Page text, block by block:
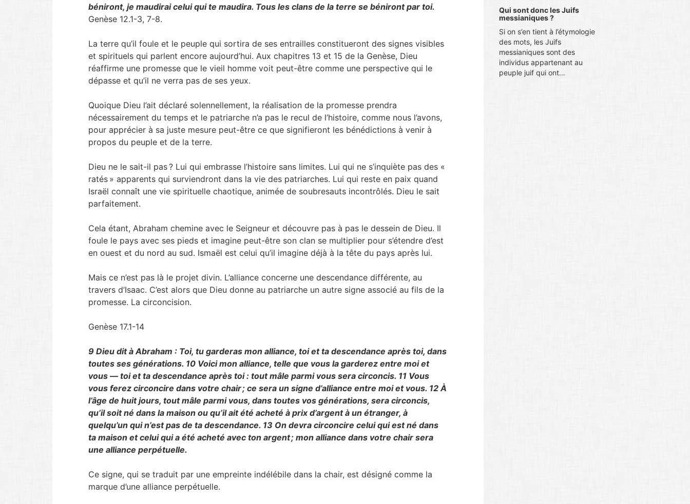
béniront, je maudirai celui qui te maudira. Tous les clans de la terre se béniront par toi.
Genèse 12.1-3, 7-8.
La terre qu’il foule et le peuple qui sortira de ses entrailles constitueront des signes visibles
et spirituels qui parlent encore aujourd’hui. Aux chapitres 13 et 15 de la Genèse, Dieu
réaffirme une promesse que le vieil homme voit peut-être comme une perspective qui le
dépasse et qu’il ne verra pas de ses yeux.
Quoique Dieu l’ait déclaré solennellement, la réalisation de la promesse prendra
nécessairement du temps et le patriarche n’a pas le recul de l’histoire, comme nous l’avons,
pour apprécier à sa juste mesure peut-être ce que signifieront les bénédictions à venir à
propos du peuple et de la terre.
Dieu ne le sait-il pas ? Lui qui embrasse l’histoire sans limites. Lui qui ne s’inquiète pas des «
ratés » apparents qui surviendront dans la vie des patriarches. Lui qui reste en paix quand
Israël connaît une vie spirituelle chaotique, animée de soubresauts incontrôlés. Dieu le sait
parfaitement.
Cela étant, Abraham chemine avec le Seigneur et découvre pas à pas le dessein de Dieu. Il
foule le pays avec ses pieds et imagine peut-être son clan se multiplier pour s’étendre d’est
en ouest et du nord au sud. Ismaël est celui qu’il imagine déjà à la tête du pays après lui.
Mais ce n’est pas là le projet divin. L’alliance concerne une descendance différente, au
travers d’Isaac. C’est alors que Dieu donne au patriarche un autre signe associé au fils de la
promesse. La circoncision.
Genèse 17.1-14
9 Dieu dit à Abraham : Toi, tu garderas mon alliance, toi et ta descendance après toi, dans
toutes ses générations. 10 Voici mon alliance, telle que vous la garderez entre moi et
vous — toi et ta descendance après toi : tout mâle parmi vous sera circoncis. 11 Vous
vous ferez circoncire dans votre chair ; ce sera un signe d’alliance entre moi et vous. 12À
l’âge de huit jours, tout mâle parmi vous, dans toutes vos générations, sera circoncis,
qu’il soit né dans la maison ou qu’il ait été acheté à prix d’argent à un étranger, à
quelqu’un qui n’est pas de ta descendance. 13 On devra circoncire celui qui est né dans
ta maison et celui qui a été acheté avec ton argent ; mon alliance dans votre chair sera
une alliance perpétuelle.
Ce signe, qui se traduit par une empreinte indélébile dans la chair, est désigné comme la
marque d’une alliance perpétuelle.
Qui sont donc les Juifs
messianiques ?
Si on s’en tient à l’étymologie
des mots, les Juifs
messianiques sont des
individus appartenant au
peuple juif qui ont…